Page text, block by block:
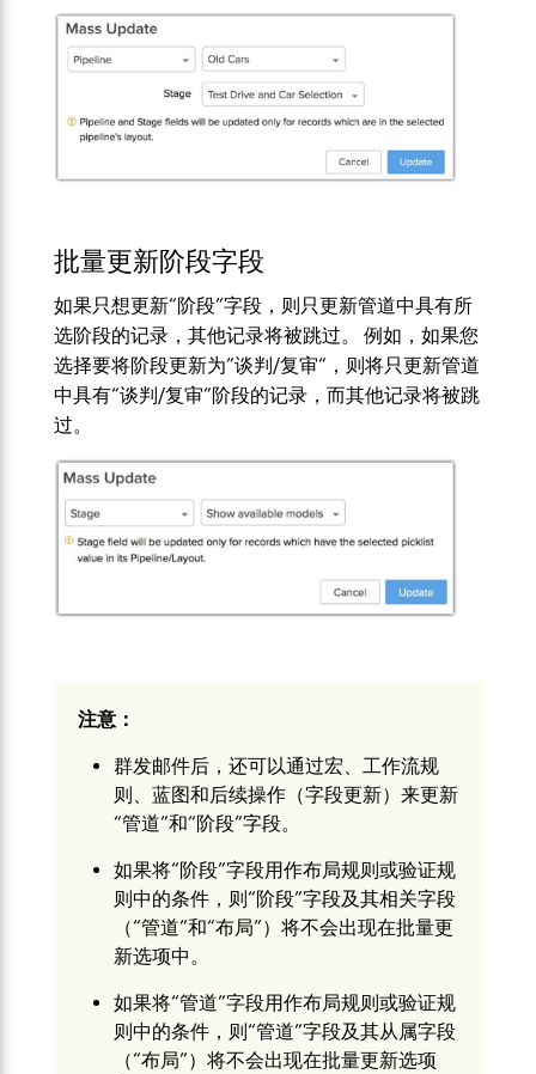
批量更新阶段字段
如果只想更新“阶段”字段，则只更新管道中具有所
选阶段的记录，其他记录将被跳过。 例如，如果您
选择要将阶段更新为”谈判/复审“，则将只更新管道
中具有“谈判/复审”阶段的记录，而其他记录将被跳
过。
注意：
群发邮件后，还可以通过宏、工作流规
则、蓝图和后续操作（字段更新）来更新
“管道”和“阶段”字段。
如果将“阶段”字段用作布局规则或验证规
则中的条件，则“阶段”字段及其相关字段
（“管道”和“布局”）将不会出现在批量更
新选项中。
如果将“管道”字段用作布局规则或验证规
则中的条件，则“管道”字段及其从属字段
（“布局”）将不会出现在批量更新选项